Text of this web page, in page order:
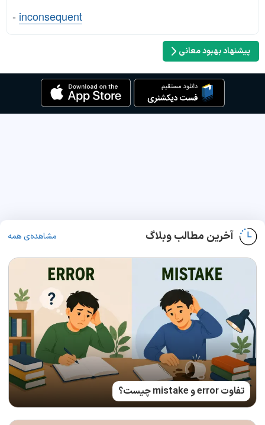
- inconsequent
پیشنهاد بهبود معانی
آخرین مطالب وبلاگ مشاهده‌ی همه
تفاوت error و mistake چیست؟